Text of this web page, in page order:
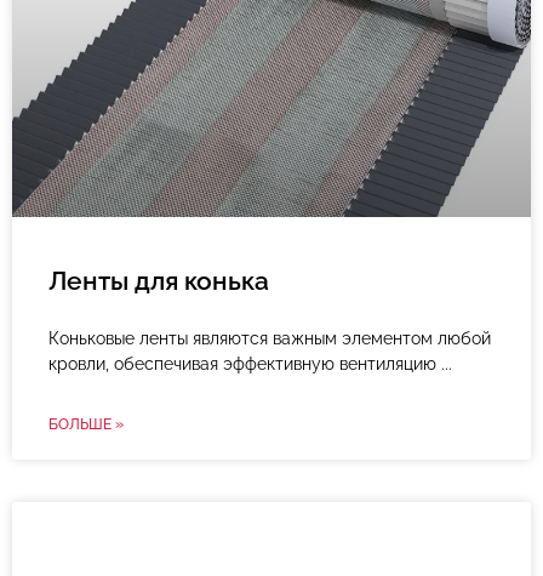
Ленты для конька
Коньковые ленты являются важным элементом любой
кровли, обеспечивая эффективную вентиляцию
БОЛЬШЕ »